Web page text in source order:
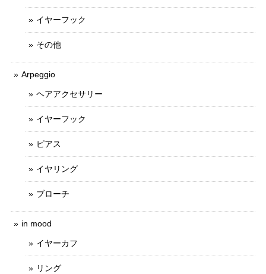
イヤーフック
その他
Arpeggio
ヘアアクセサリー
イヤーフック
ピアス
イヤリング
ブローチ
in mood
イヤーカフ
リング